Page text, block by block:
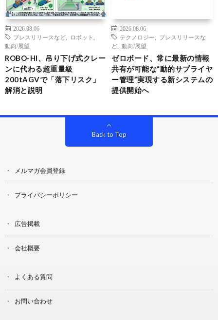
2026.08.06
プレスリリースなど
ロボット
動向/展望
ROBO-HI、吊り下げ式クレー
ンに代わる超重量級
200tAGVで「落下リスク」
解消と説明
2026.08.06
テクノロジー
プレスリリースな
ど
動向/展望
ゼロボード、常に最新の情報
共有が可能な“動的サプライヤ
ー管理”実現する新システムの
提供開始へ
Back to Top
メルマガ会員登録
プライバシーポリシー
広告掲載
会社概要
よくある質問
お問い合わせ